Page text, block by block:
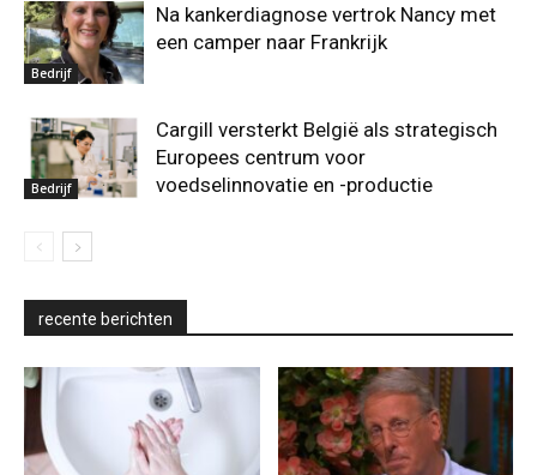
Bedrijf
Na kankerdiagnose vertrok Nancy met
een camper naar Frankrijk
Bedrijf
Cargill versterkt België als strategisch
Europees centrum voor
voedselinnovatie en -productie
recente berichten